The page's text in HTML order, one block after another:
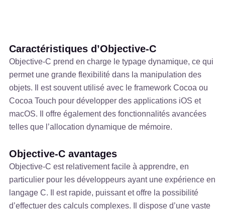
Caractéristiques d’Objective-C
Objective-C prend en charge le typage dynamique, ce qui
permet une grande flexibilité dans la manipulation des
objets. Il est souvent utilisé avec le framework Cocoa ou
Cocoa Touch pour développer des applications iOS et
macOS. Il offre également des fonctionnalités avancées
telles que l’allocation dynamique de mémoire.
Objective-C avantages
Objective-C est relativement facile à apprendre, en
particulier pour les développeurs ayant une expérience en
langage C. Il est rapide, puissant et offre la possibilité
d’effectuer des calculs complexes. Il dispose d’une vaste